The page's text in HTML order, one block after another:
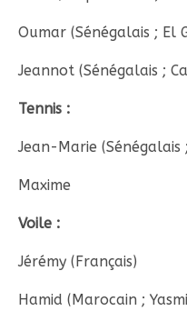
Oumar (Sénégalais ; El
Jeannot (Sénégalais ;
Tennis :
Jean-Marie (Sénégalais
Maxime
Voile :
Jérémy (Français)
Hamid (Marocain ;